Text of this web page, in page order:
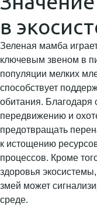
в
Зеленая мамба
ключевым звеном в
популяции мелких
способствует
обитания. Благодаря
передвижению и
предотвращать
к истощению
процессов. Кроме
здоровья
змей может
среде.